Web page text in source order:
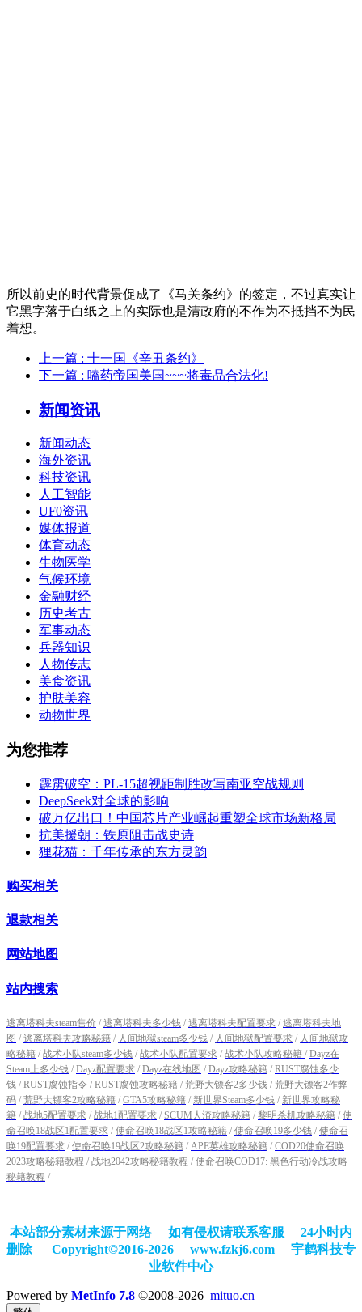
所以前史的时代背景促成了《马关条约》的签定，不过真实让
它黑字落于白纸之上的实际也是清政府的不作为不抵挡不为民
着想。
上一篇 : 十一国《辛丑条约》
下一篇 : 嗑药帝国美国~~~将毒品合法化!
新闻资讯
新闻动态
海外资讯
科技资讯
人工智能
UF0资讯
媒体报道
体育动态
生物医学
气候环境
金融财经
历史考古
军事动态
兵器知识
人物传志
美食资讯
护肤美容
动物世界
为您推荐
霹雳破空：PL-15超视距制胜改写南亚空战规则
DeepSeek对全球的影响
破万亿出口！中国芯片产业崛起重塑全球市场新格局
抗美援朝：铁原阻击战史诗
狸花猫：千年传承的东方灵韵
购买相关
退款相关
网站地图
站内搜索
逃离塔科夫steam售价 / 逃离塔科夫多少钱 / 逃离塔科夫配置要求 / 逃离塔科夫地
图 / 逃离塔科夫攻略秘籍 / 人间地狱steam多少钱 / 人间地狱配置要求 / 人间地狱攻
略秘籍 / 战术小队steam多少钱 / 战术小队配置要求 / 战术小队攻略秘籍 / Dayz在
Steam上多少钱 / Dayz配置要求 / Dayz在线地图 / Dayz攻略秘籍 / RUST腐蚀多少
钱 / RUST腐蚀指令 / RUST腐蚀攻略秘籍 / 荒野大镖客2多少钱 / 荒野大镖客2作弊
码 / 荒野大镖客2攻略秘籍 / GTA5攻略秘籍 / 新世界Steam多少钱 / 新世界攻略秘
籍 / 战地5配置要求 / 战地1配置要求 / SCUM人渣攻略秘籍 / 黎明杀机攻略秘籍 / 使
命召唤18战区1配置要求 / 使命召唤18战区1攻略秘籍 / 使命召唤19多少钱 / 使命召
唤19配置要求 / 使命召唤19战区2攻略秘籍 / APE英雄攻略秘籍 / COD20使命召唤
2023攻略秘籍教程 / 战地2042攻略秘籍教程 / 使命召唤COD17: 黑色行动冷战攻略
秘籍教程 /
本站部分素材来源于网络 如有侵权请联系客服 24小时内
删除
Copyright©2016-2026 www.fzkj6.com 宇鹤科技专
业软件中心
Powered by MetInfo 7.8 ©2008-2026 mituo.cn